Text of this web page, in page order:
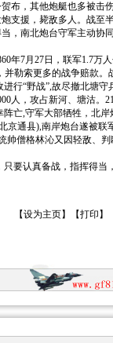
布，其他炮艇也多被击
支援，毙敌多人。战至
，南北炮台守军主动协
年7月27日，联军1.7万
并勒索更多的战争赔款。
行“野战”,故尽撤北塘守
人，攻占新河、塘沽。
亡,守军大部牺牲，北岸
京通县),南岸炮台遂被联
帅僧格林沁又因轻敌、
要认真备战，指挥得当
【设为主页】【打印 】